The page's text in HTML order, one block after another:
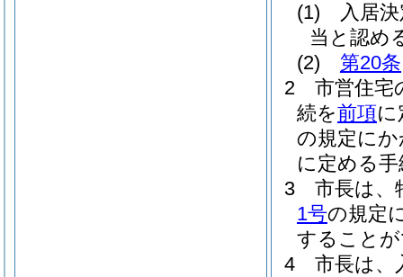
(1)
入居
当と認め
(2)
第20条
2
市営住宅
続を前項
の規定に
に定める
3
市長は、
1号の規定
すること
4
市長は、